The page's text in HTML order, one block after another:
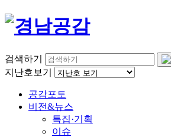
검색하기
지난호보기
공감포토
비전&뉴스
특집·기획
이슈